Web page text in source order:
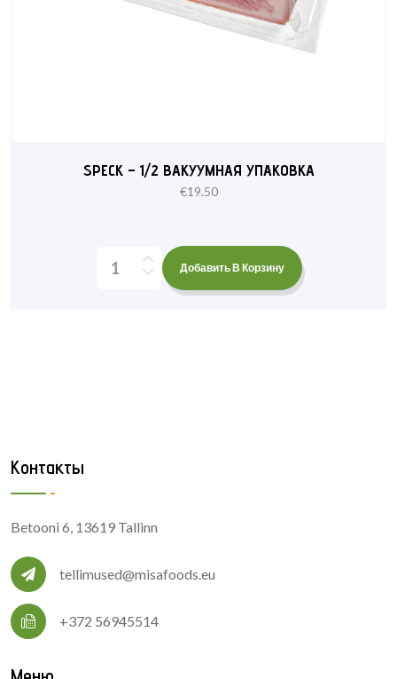
SPECK – 1/2 ВАКУУМНАЯ УПАКОВКА
€19.50
Добавить В Корзину
Контакты
Betooni 6, 13619 Tallinn
tellimused@misafoods.eu
+372 56945514